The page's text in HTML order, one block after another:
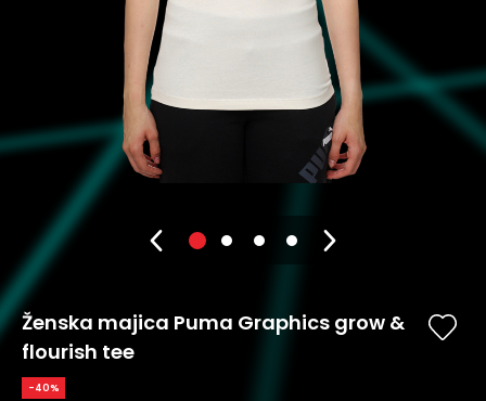
Ženska majica Puma Graphics grow &
flourish tee
-40%